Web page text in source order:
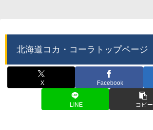
北海道コカ・コーラトップページ
X Facebook
LINE コピー